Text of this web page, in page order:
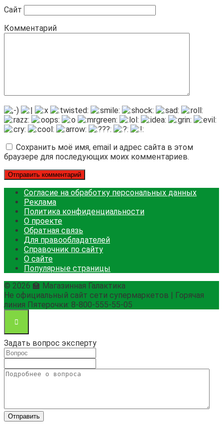
Сайт
Комментарий
Сохранить моё имя, email и адрес сайта в этом
браузере для последующих моих комментариев.
Согласие на обработку персональных данных
Реклама
Политика конфиденциальности
О проекте
Обратная связь
Для правообладателей
Справочник по сайту
О сайте
Популярные страницы
© 2026 🏫 Магазинная Галактика
Не официальный сайт сети супермаркетов | Горячая
линия Пятерочки: 8-800-555-55-05
Задать вопрос эксперту